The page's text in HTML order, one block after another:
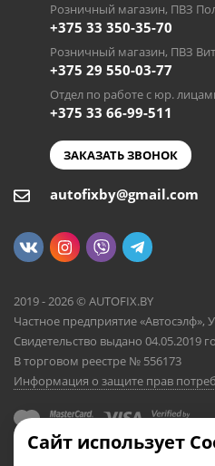
Розничный магазин, ПВЗ
+375 33 350-35-70
Розничный магазин, ПВЗ
+375 29 550-03-77
Отдел по работе с юр.
+375 33 66-99-511
ЗАКАЗАТЬ ЗВОНОК
autofixby@gmail.com
2019 - 2026 © AUTOFIX.BY
Частное предприятие «Автосэлф»,
Свидетельство выдано
В торговом реестре № 556173
Информация о защите прав
Сайт использует